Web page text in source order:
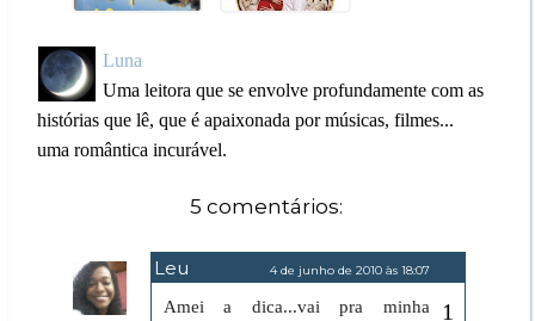
Luna
Uma leitora que se envolve profundamente com as
histórias que lê, que é apaixonada por músicas, filmes...
uma romântica incurável.
5 comentários:
Leu 4 de junho de 2010 às 18:07
Amei a dica...vai pra minha